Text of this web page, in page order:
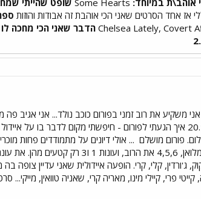
אוהב\ת במיוחד: שופט שהייתי
אז אחד הסרטים שאני הכי אוהבת זה אבודות והוזות
הדבר שאני הכי מחכה
משקיע את רוב זמני בפורום כוכב נולד... אני אגיב פה
פורום מושלם ... אולי דיונים על מתמודדים פחות
קוק, ג'ורדין, קלי, קרי. הופעה איידולית שאני עדיין
פרי, קיילי מינו, מאריה קרי, שאניה טוואין, מייקי...